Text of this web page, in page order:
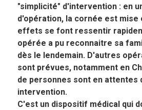
"simplicité" d'intervention : en
d'opération, la cornée est mise
effets se font ressentir
opérée a pu reconnaitre sa
dès le lendemain. D'autres
sont prévues, notamment en
de personnes sont en attentes
intervention.
C'est un dispositif médical qui